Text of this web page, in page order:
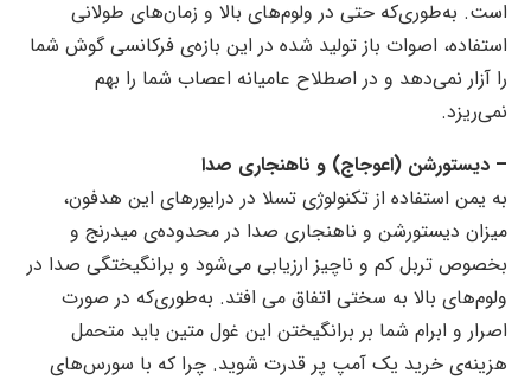
است. به‌طوری‌که حتی در ولوم‌های بالا و زمان‌های طولانی
استفاده، اصوات باز تولید شده در این بازه‌ی فرکانسی گوش شما
را آزار نمی‌دهد و در اصطلاح عامیانه اعصاب شما را بهم
نمی‌ریزد.
– دیستورشن (اعوجاج) و ناهنجاری صدا
به یمن استفاده از تکنولوژی تسلا در درایورهای این هدفون،
میزان دیستورشن و ناهنجاری صدا در محدوده‌ی میدرنج و
بخصوص تربل کم و ناچیز ارزیابی می‌شود و برانگیختگی صدا در
ولوم‌های بالا به سختی اتفاق می افتد. به‌طوری‌که در صورت
اصرار و ابرام شما بر برانگیختن این غول متین باید متحمل
هزینه‌ی خرید یک آمپ پر قدرت شوید. چرا که با سورس‌های